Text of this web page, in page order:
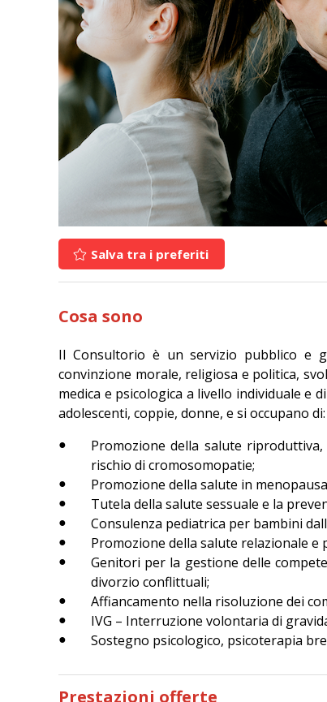
Salva tra i preferiti
Cosa sono
Il Consultorio è un servizio pubblico e
convinzione morale, religiosa e politica,
medica e psicologica a livello individuale
adolescenti, coppie, donne, e si occupano di:
Promozione della salute
rischio di cromosomopatie;
Promozione della salute in
Tutela della salute sessuale e la
Consulenza pediatrica per bambini
Promozione della salute relazionale
Genitori per la gestione delle
divorzio conflittuali;
Affiancamento nella risoluzione dei
IVG – Interruzione volontaria di
Sostegno psicologico, psicoterapia
Prestazioni offerte